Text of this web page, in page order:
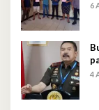
6
4